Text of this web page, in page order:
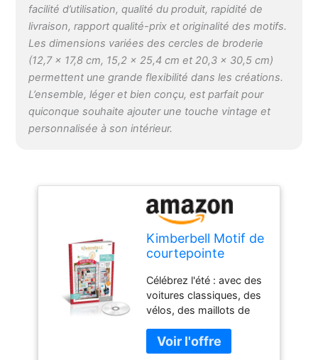
élargissant vos
possibilités créatives
pour les travaux
nous : chez Kimberbell,
notre passion est d'aider
les gens à ressentir la
joie de la broderie à la
machine. Nous avons
couleur pour vous aider
à réussir.
facilité d’utilisation, qualité du produit, rapidité de
livraison, rapport qualité-prix et originalité des motifs.
Les dimensions variées des cercles de broderie
(12,7 x 17,8 cm, 15,2 x 25,4 cm et 20,3 x 30,5 cm)
permettent une grande flexibilité dans les créations.
L’ensemble, léger et bien conçu, est parfait pour
quiconque souhaite ajouter une touche vintage et
personnalisée à son intérieur.
Kimberbell Motif de
courtepointe
– Design vintage de
machine à broder
CD et livre, tailles
des cercles de
broderie : 12,7 x
Célébrez l'été : avec des
voitures classiques, des
vélos, des maillots de
et plus encore, « Vintage
Boardwalk » vous